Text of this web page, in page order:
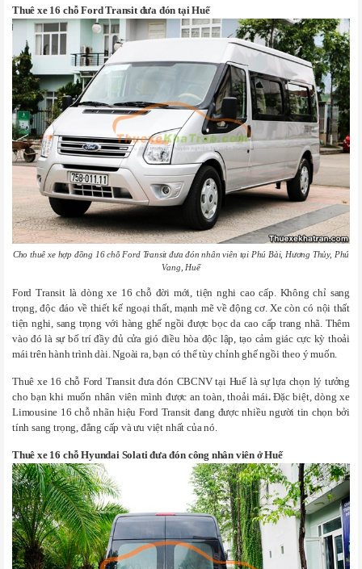
Thuê xe 16 chỗ Ford Transit đưa đón tại Huế
Cho thuê xe hợp đồng 16 chỗ Ford Transit đưa đón nhân viên tại Phú Bài, Hương Thủy, Phú
Vang, Huế
Ford Transit là dòng xe 16 chỗ đời mới, tiện nghi cao cấp. Không chỉ sang
trọng, độc đáo về thiết kế ngoại thất, mạnh mẽ về động cơ. Xe còn có nội thất
tiện nghi, sang trọng với hàng ghế ngồi được bọc da cao cấp trang nhã. Thêm
vào đó là sự bố trí đầy đủ cửa gió điều hòa độc lập, tạo cảm giác cực kỳ thoải
mái trên hành trình dài. Ngoài ra, bạn có thể tùy chỉnh ghế ngồi theo ý muốn.
Thuê xe 16 chỗ Ford Transit đưa đón CBCNV tại Huế là sự lựa chọn lý tưởng
cho bạn khi muốn nhân viên mình được an toàn, thoải mái.Đặc biệt, dòng xe
Limousine 16 chỗ nhãn hiệu Ford Transit đang được nhiều người tin chọn bởi
tính sang trọng, đẳng cấp và ưu việt nhất của nó.
Thuê xe 16 chỗ Hyundai Solati đưa đón công nhân viên ở Huế